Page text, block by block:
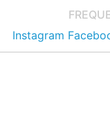
Instagram